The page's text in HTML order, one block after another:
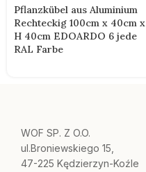
Pflanzkübel aus Aluminium
Rechteckig 100cm x 40cm x
H 40cm EDOARDO 6 jede
RAL Farbe
WOF SP. Z O.O.
ul.Broniewskiego 15,
47-225 Kędzierzyn-Koźle